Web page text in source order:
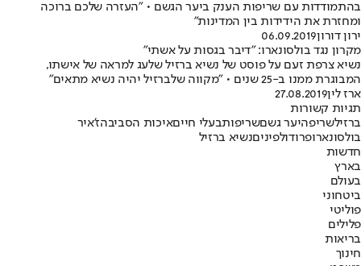
בהתמודדות עם שריפות הענק ביער הגשם • "העזרה שלכם ברוכה
ומחזרת את הידידות בין המדינות"
ירון דורון06.09.2019
מקרון נגד בולסונארו: "דיבר בגסות על אשתי"
נשיא צרפת זעם על פוסט של נשיא ברזיל שלעג למראה של אישתו,
המבוגרת ממנו ב-25 שנים • "מקווה שלברזיל יהיה נשיא מתאים"
ארז לין27.08.2019
תגיות קשורות
ברזילשריפהיער גשםשריפותבעלי חייםאיכות הסביבהז'איר
בולסונארופרודולפיניםנשיא ברזיל
חדשות
בארץ
בעולם
ביטחוני
פוליטי
פלילים
בריאות
חינוך